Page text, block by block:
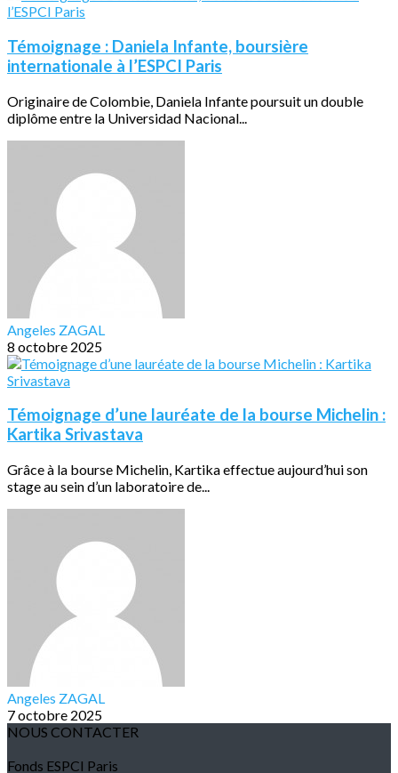
Témoignage : Daniela Infante, boursière
internationale à l’ESPCI Paris
Originaire de Colombie, Daniela Infante poursuit un double
diplôme entre la Universidad Nacional...
Angeles ZAGAL
8 octobre 2025
Témoignage d’une lauréate de la bourse Michelin :
Kartika Srivastava
Grâce à la bourse Michelin, Kartika effectue aujourd’hui son
stage au sein d’un laboratoire de...
Angeles ZAGAL
7 octobre 2025
NOUS CONTACTER
Fonds ESPCI Paris